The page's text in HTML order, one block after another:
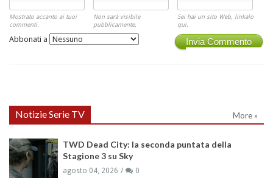
Mostrato accanto ai tuoi
commenti.
Non sarà visibile
pubblicamente.
Sei hai un sito Web, linkalo
qui.
Invia Commento
Abbonati a
Notizie Serie TV More »
TWD Dead City: la seconda puntata della
Stagione 3 su Sky
agosto 04, 2026 0